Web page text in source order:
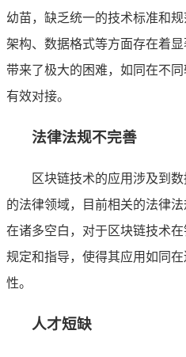
幼苗，缺乏统一的技术标准和
架构、数据格式等方面存在着
带来了极大的困难，如同在不
有效对接。
法律法规不完善
区块链技术的应用涉及到
的法律领域，目前相关的法律
在诸多空白，对于区块链技术
规定和指导，使得其应用如同
性。
人才短缺